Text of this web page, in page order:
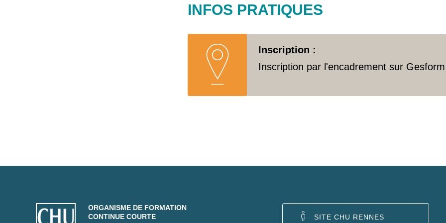
INFOS PRATIQUES
Inscription :
Inscription par l'encadrement sur Gesform
ORGANISME DE FORMATION
CONTINUE COURTE
SITE CHU RENNES